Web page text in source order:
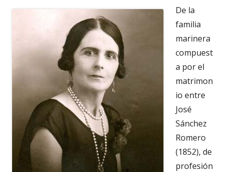
De la
familia
marinera
compuest
a por el
matrimon
io entre
José
Sánchez
Romero
(1852), de
profesión